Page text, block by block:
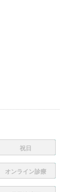
祝日
オンライン診療